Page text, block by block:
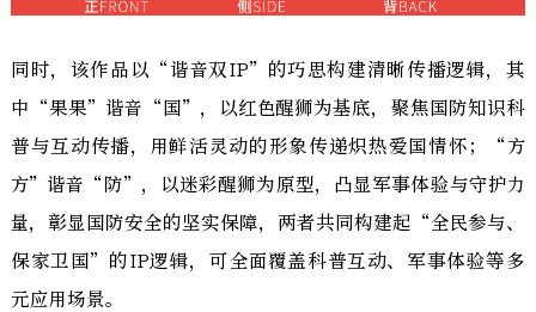
同时，该作品以“谐音双IP”的巧思构建清晰传播逻辑，其
中“果果”谐音“国”，以红色醒狮为基底，聚焦国防知识科
普与互动传播，用鲜活灵动的形象传递炽热爱国情怀；“方
方”谐音“防”，以迷彩醒狮为原型，凸显军事体验与守护力
量，彰显国防安全的坚实保障，两者共同构建起“全民参与、
保家卫国”的IP逻辑，可全面覆盖科普互动、军事体验等多
元应用场景。